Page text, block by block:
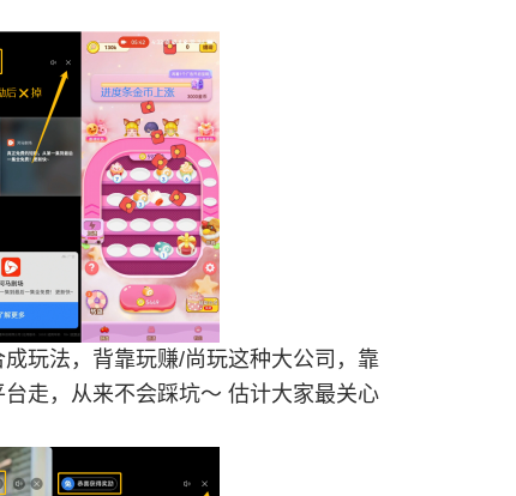
玩法，背靠玩赚/尚玩这种大公司，靠
走，从来不会踩坑～ 估计大家最关心